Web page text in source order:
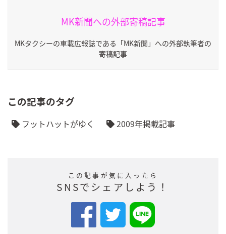
MK新聞への外部寄稿記事
MKタクシーの車載広報誌である「MK新聞」への外部執筆者の
寄稿記事
この記事のタグ
フットハットがゆく 2009年掲載記事
この記事が気に入ったら
SNSでシェアしよう！